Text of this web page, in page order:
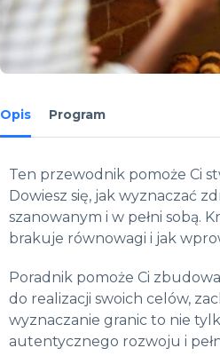
Opis Program
Ten przewodnik pomoże Ci
Dowiesz się, jak wyznaczać
szanowanym i w pełni sobą.
brakuje równowagi i jak
Poradnik pomoże Ci
do realizacji swoich celów,
wyznaczanie granic to nie
autentycznego rozwoju i